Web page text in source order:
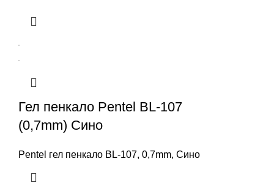
Гел пенкало Pentel BL-107
(0,7mm) Сино
Pentel гел пенкало BL-107, 0,7mm, Сино